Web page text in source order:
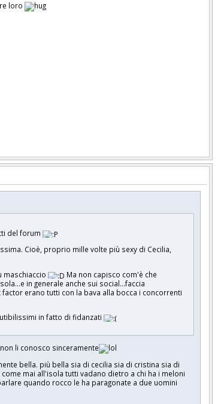
loro
del forum
Cioè, proprio mille volte più sexy di Cecilia,
maschiaccio
Ma non capisco com'è che
in generale anche sui social...faccia
factor erano tutti con la bava alla bocca i concorrenti
in fatto di fidanzati
li conosco sinceramente
bella. più bella sia di cecilia sia di cristina sia di
mai all'isola tutti vadano dietro a chi ha i meloni
quando rocco le ha paragonate a due uomini